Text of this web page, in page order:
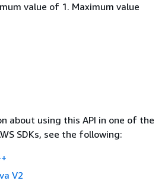
value of 1. Maximum value
about using this API in one of the
SDKs, see the following:
V2